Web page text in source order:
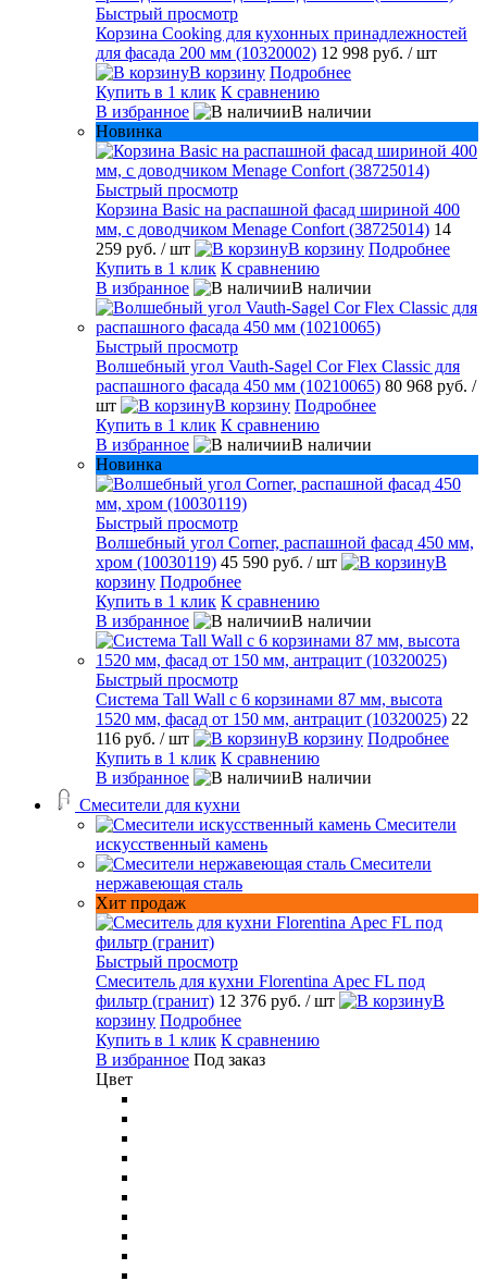
Быстрый просмотр
Корзина Cooking для кухонных принадлежностей
для фасада 200 мм (10320002) 12 998 руб. / шт
В корзину Подробнее
Купить в 1 клик К сравнению
В избранное
В наличии
Новинка
Быстрый просмотр
Корзина Basic на распашной фасад шириной 400
мм, с доводчиком Menage Confort (38725014) 14
259 руб. / шт В корзину Подробнее
Купить в 1 клик К сравнению
В избранное
В наличии
Быстрый просмотр
Волшебный угол Vauth-Sagel Cor Flex Classic для
распашного фасада 450 мм (10210065) 80 968 руб. /
шт
В корзину Подробнее
Купить в 1 клик К сравнению
В избранное
В наличии
Новинка
Быстрый просмотр
Волшебный угол Corner, распашной фасад 450 мм,
хром (10030119) 45 590 руб. / шт
В
корзину Подробнее
Купить в 1 клик К сравнению
В избранное
В наличии
Быстрый просмотр
Система Tall Wall с 6 корзинами 87 мм, высота
1520 мм, фасад от 150 мм, антрацит (10320025) 22
116 руб. / шт В корзину Подробнее
Купить в 1 клик К сравнению
В избранное
В наличии
Смесители для кухни
Смесители
искусственный камень
Смесители
нержавеющая сталь
Хит продаж
Быстрый просмотр
Смеситель для кухни Florentina Арес FL под
фильтр (гранит) 12 376 руб. / шт
В
корзину Подробнее
Купить в 1 клик К сравнению
В избранное Под заказ
Цвет